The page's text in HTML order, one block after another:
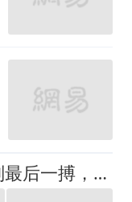
48小时内见分晓，美伊谈判最后一搏，特朗普放话：别逼我动手